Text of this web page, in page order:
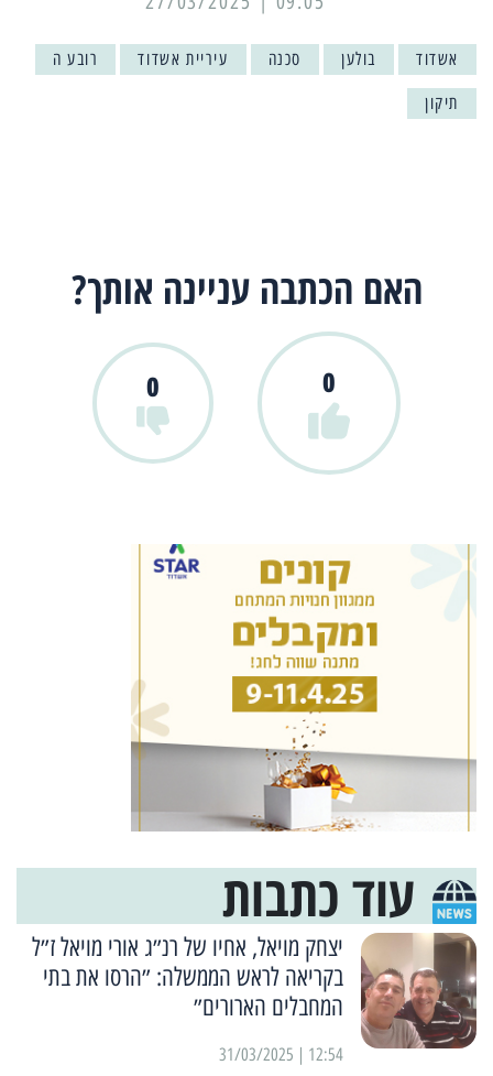
אשדוד בולען סכנה עיריית אשדוד רובע ה
תיקון
האם הכתבה עניינה אותך?
0
0
עוד כתבות
יצחק מויאל, אחיו של רנ״ג אורי מויאל ז״ל
בקריאה לראש הממשלה: ״הרסו את בתי
המחבלים הארורים״
12:54 | 31/03/2025